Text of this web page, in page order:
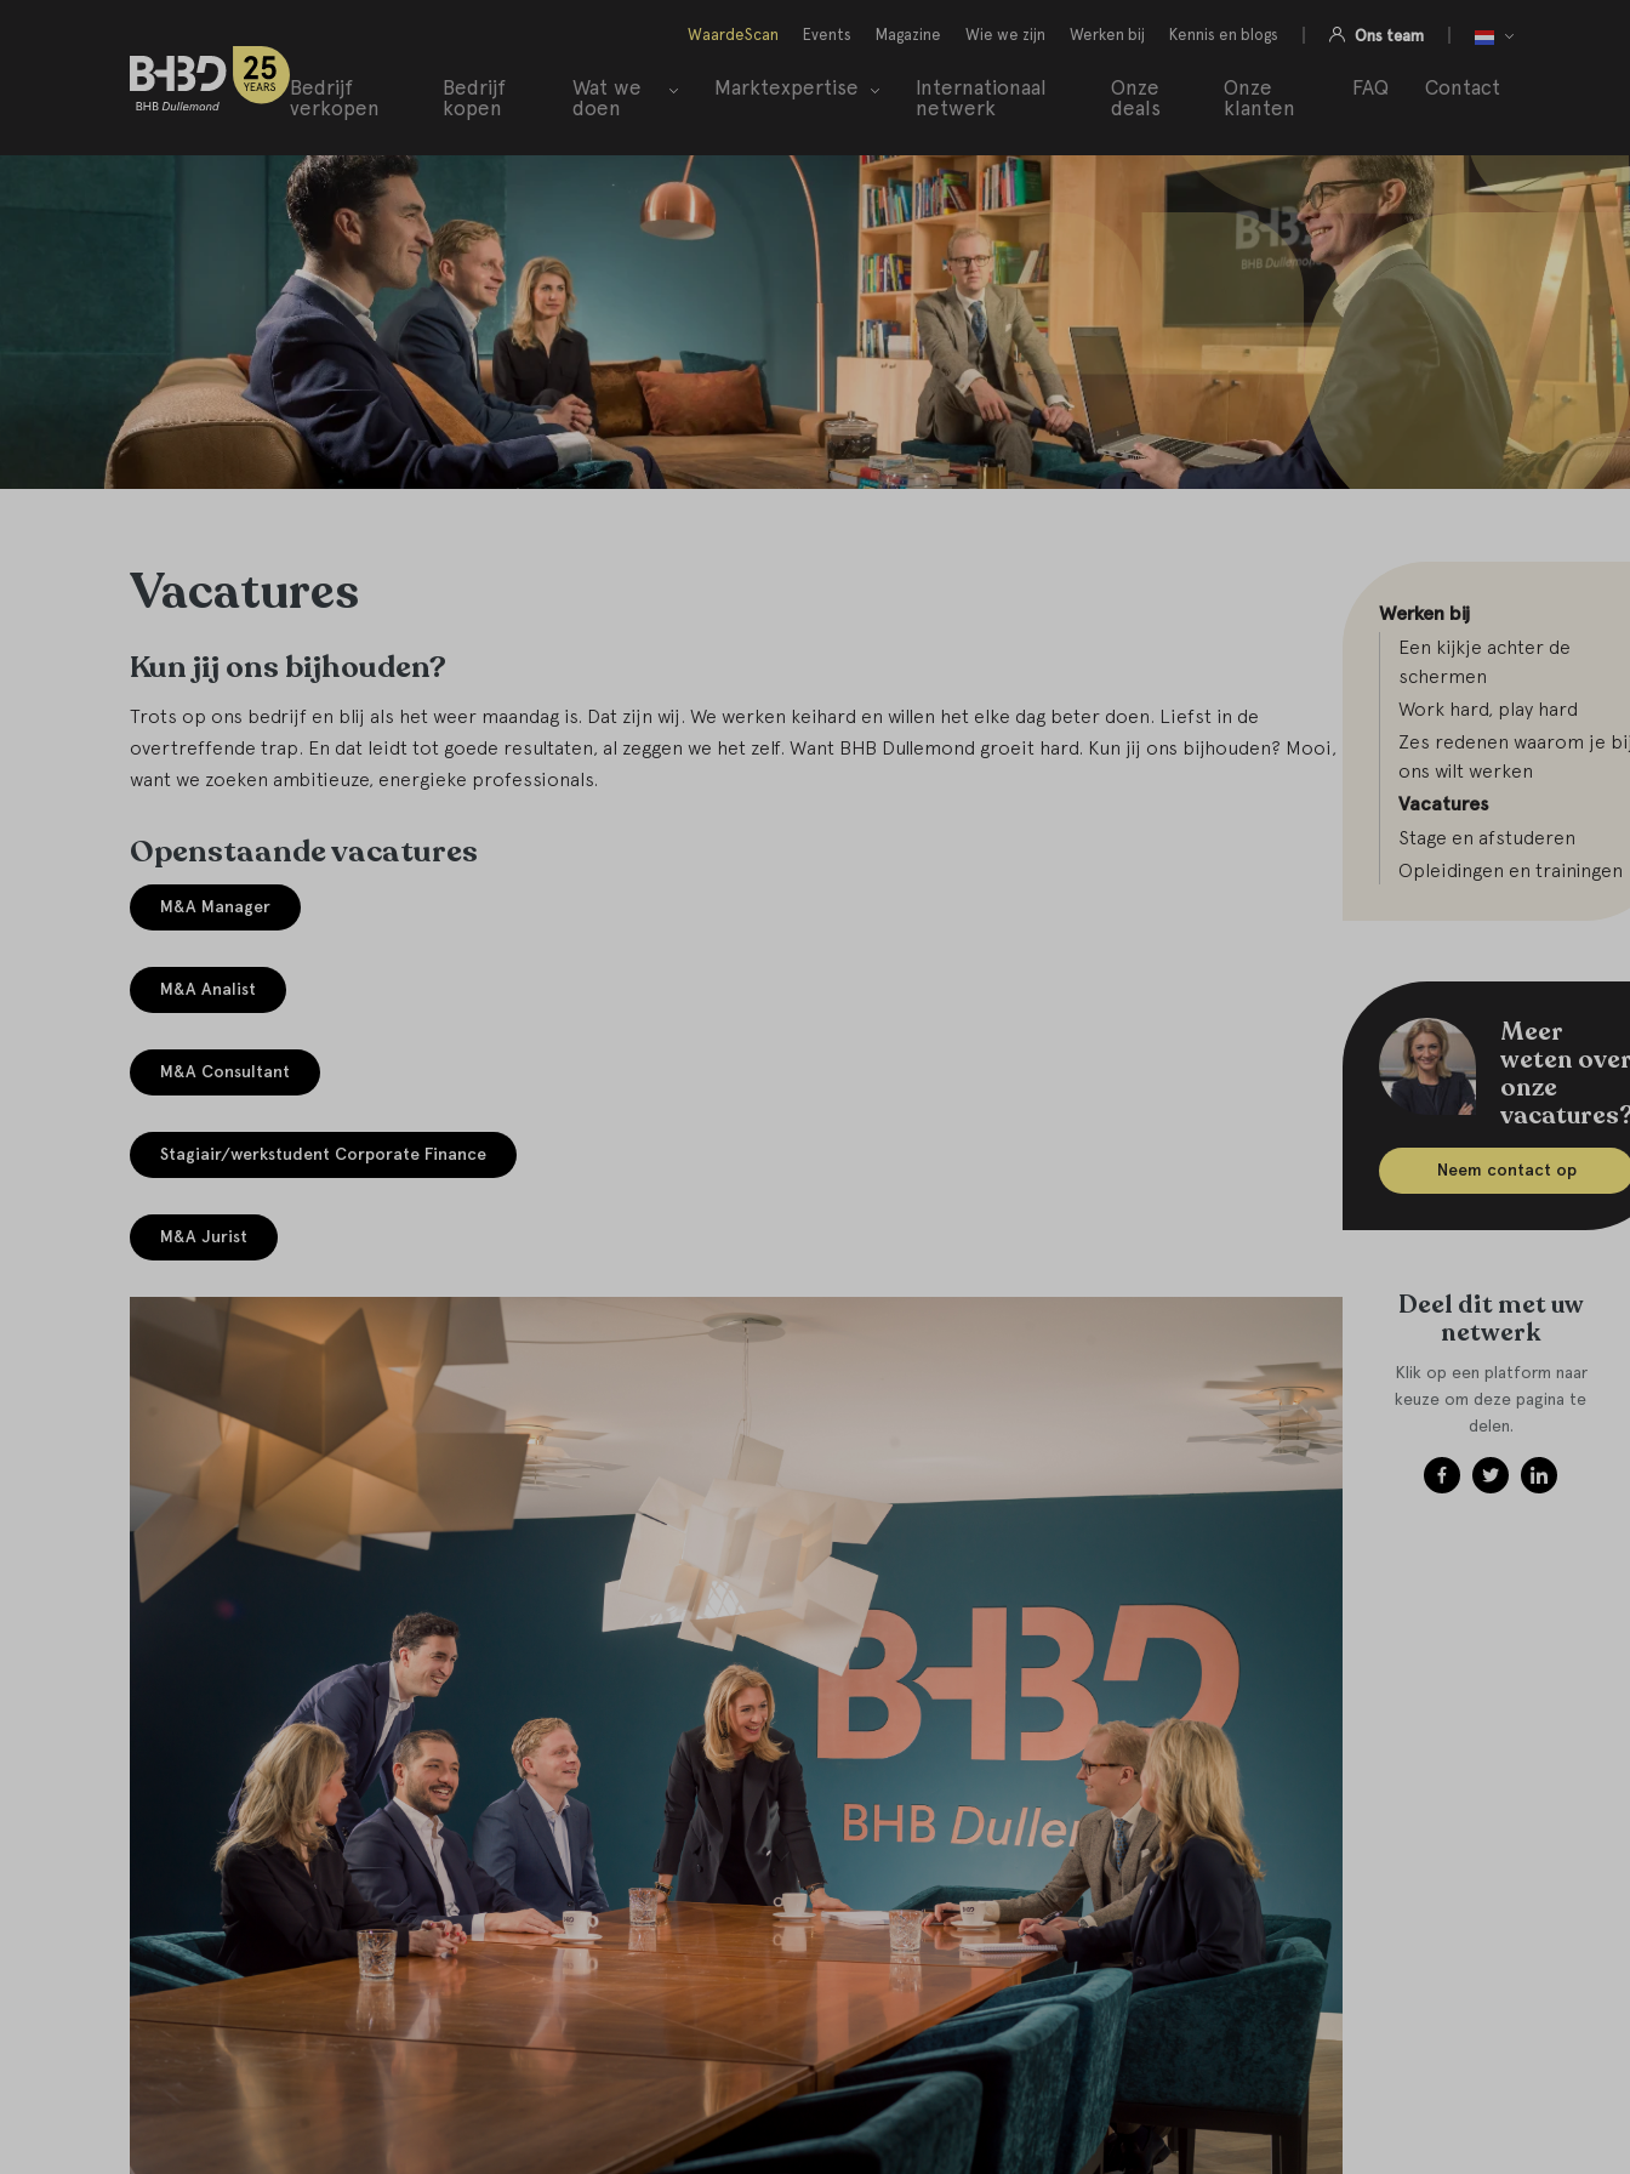
Bedrijf
verkopen
Bedrijf
kopen
Wat we
doen
Marktexpertise
Internationaal
netwerk
Onze
deals
Onze
klanten
FAQ Contact
WaardeScan Events Magazine Wie we zijn Werken bij Kennis en blogs Ons team
Vacatures
Kun jij ons bijhouden?
Trots op ons bedrijf en blij als het weer maandag is. Dat zijn wij. We werken keihard en willen het elke dag beter doen. Liefst in de
overtreffende trap. En dat leidt tot goede resultaten, al zeggen we het zelf. Want BHB Dullemond groeit hard. Kun jij ons bijhouden? Mooi,
want we zoeken ambitieuze, energieke professionals.
Openstaande vacatures
M&A Manager
M&A Analist
M&A Consultant
Stagiair/werkstudent Corporate Finance
M&A Jurist
Werken bij
Een kijkje achter de
schermen
Work hard, play hard
Zes redenen waarom je
ons wilt werken
Vacatures
Stage en afstuderen
Opleidingen en trainingen
Meer
weten
onze
Neem contact op
Deel dit met uw
netwerk
Klik op een platform naar
keuze om deze pagina te
delen.